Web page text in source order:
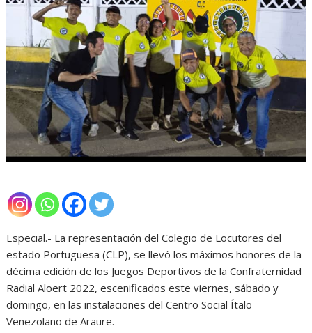
Especial.- La representación del Colegio de Locutores del
estado Portuguesa (CLP), se llevó los máximos honores de la
décima edición de los Juegos Deportivos de la Confraternidad
Radial Aloert 2022, escenificados este viernes, sábado y
domingo, en las instalaciones del Centro Social Ítalo
Venezolano de Araure.